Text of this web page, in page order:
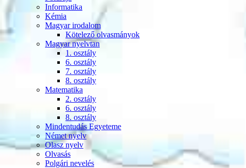
Informatika
Kémia
Magyar irodalom
Kötelező olvasmányok
Magyar nyelvtan
1. osztály
6. osztály
7. osztály
8. osztály
Matematika
2. osztály
6. osztály
8. osztály
Mindentudás Egyeteme
Német nyelv
Olasz nyelv
Olvasás
Polgári nevelés